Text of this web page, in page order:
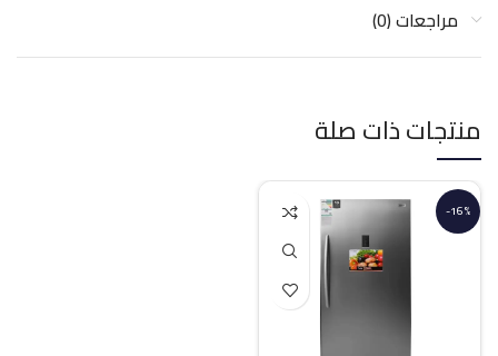
مراجعات (0)
منتجات ذات صلة
-16%